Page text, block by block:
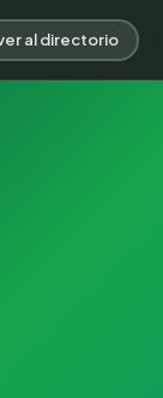
al directorio